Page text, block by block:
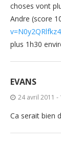
choses vont
Andre (score
v=N0y2QRlfkz4
plus 1h30
EVANS
24 avril 2011 -
Ca serait bien